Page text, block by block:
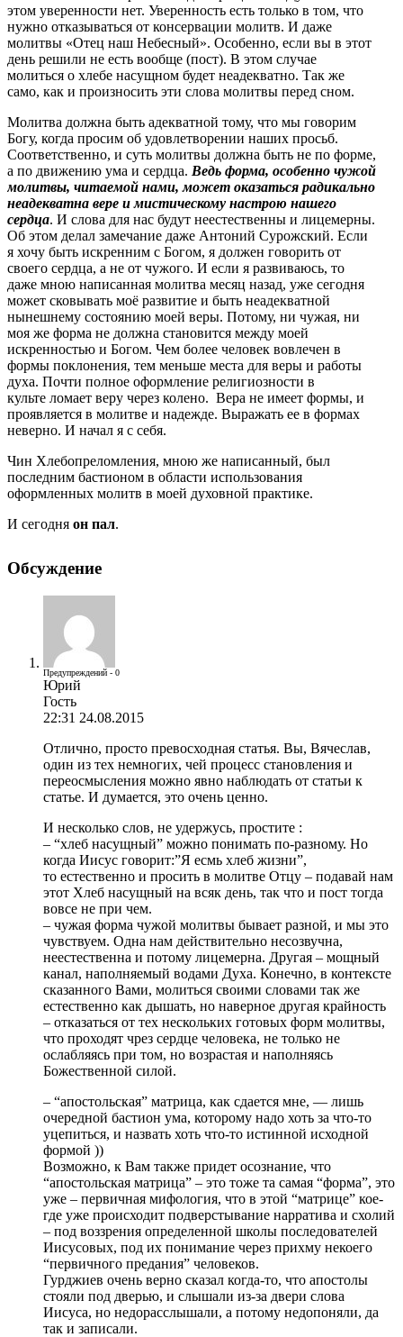
этом уверенности нет. Уверенность есть только в том, что
нужно отказываться от консервации молитв. И даже
молитвы «Отец наш Небесный». Особенно, если вы в этот
день решили не есть вообще (пост). В этом случае
молиться о хлебе насущном будет неадекватно. Так же
само, как и произносить эти слова молитвы перед сном.
Молитва должна быть адекватной тому, что мы говорим
Богу, когда просим об удовлетворении наших просьб.
Соответственно, и суть молитвы должна быть не по форме,
а по движению ума и сердца. Ведь форма, особенно чужой
молитвы, читаемой нами, может оказаться радикально
неадекватна вере и мистическому настрою нашего
сердца. И слова для нас будут неестественны и лицемерны.
Об этом делал замечание даже Антоний Сурожский. Если
я хочу быть искренним с Богом, я должен говорить от
своего сердца, а не от чужого. И если я развиваюсь, то
даже мною написанная молитва месяц назад, уже сегодня
может сковывать моё развитие и быть неадекватной
нынешнему состоянию моей веры. Потому, ни чужая, ни
моя же форма не должна становится между моей
искренностью и Богом. Чем более человек вовлечен в
формы поклонения, тем меньше места для веры и работы
духа. Почти полное оформление религиозности в
культе ломает веру через колено. Вера не имеет формы, и
проявляется в молитве и надежде. Выражать ее в формах
неверно. И начал я с себя.
Чин Хлебопреломления, мною же написанный, был
последним бастионом в области использования
оформленных молитв в моей духовной практике.
И сегодня он пал.
Обсуждение
Предупреждений - 0
Юрий
Гость
22:31 24.08.2015
Отлично, просто превосходная статья. Вы, Вячеслав,
один из тех немногих, чей процесс становления и
переосмысления можно явно наблюдать от статьи к
статье. И думается, это очень ценно.
И несколько слов, не удержусь, простите :
– “хлеб насущный” можно понимать по-разному. Но
когда Иисус говорит:”Я есмь хлеб жизни”,
то естественно и просить в молитве Отцу – подавай нам
этот Хлеб насущный на всяк день, так что и пост тогда
вовсе не при чем.
– чужая форма чужой молитвы бывает разной, и мы это
чувствуем. Одна нам действительно несозвучна,
неестественна и потому лицемерна. Другая – мощный
канал, наполняемый водами Духа. Конечно, в контексте
сказанного Вами, молиться своими словами так же
естественно как дышать, но наверное другая крайность
– отказаться от тех нескольких готовых форм молитвы,
что проходят чрез сердце человека, не только не
ослабляясь при том, но возрастая и наполняясь
Божественной силой.
– “апостольская” матрица, как сдается мне, — лишь
очередной бастион ума, которому надо хоть за что-то
уцепиться, и назвать хоть что-то истинной исходной
формой ))
Возможно, к Вам также придет осознание, что
“апостольская матрица” – это тоже та самая “форма”, это
уже – первичная мифология, что в этой “матрице” кое-
где уже происходит подверстывание нарратива и схолий
– под воззрения определенной школы последователей
Иисусовых, под их понимание через прихму некоего
“первичного предания” человеков.
Гурджиев очень верно сказал когда-то, что апостолы
стояли под дверью, и слышали из-за двери слова
Иисуса, но недорасслышали, а потому недопоняли, да
так и записали.